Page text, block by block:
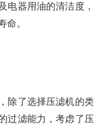
电器用油的清洁度
命。
除了选择压滤机的
过滤能力，考虑了